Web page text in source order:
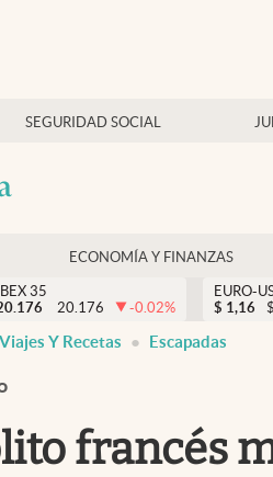
SEGURIDAD SOCIAL
ECONOMÍA Y FINANZAS
IBEX 35
20.176 -0.02%
EURO-
$ 1,16 $
Viajes Y Recetas Escapadas
francés